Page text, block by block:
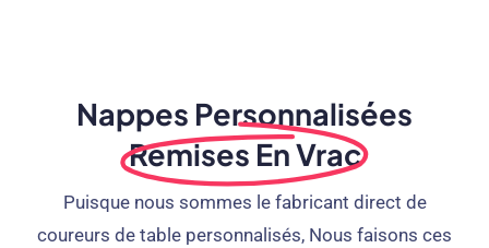
Nappes Personnalisées
Remises En Vrac
Puisque nous sommes le fabricant direct de
coureurs de table personnalisés, Nous faisons ces